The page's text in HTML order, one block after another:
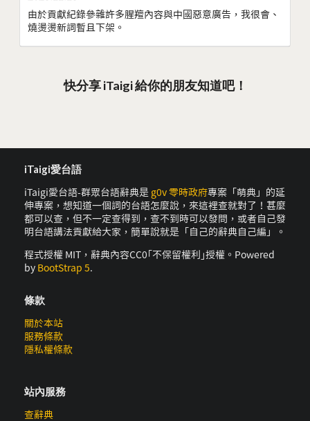
由於貢獻紀錄參雜許多腥羶內容與中國惡意廣告，我很會、
燒燙燙新詞暫且下架。
快分享 iTaigi 給你的朋友知道吧！
iTaigi愛台語
iTaigi愛台語-群眾台語辭典是 g0v 零時政府專案「萌典」的延
伸專案，想知道一個詞的台語怎麼說，來這裡查就對了！甚麼
都可以查，但不一定查得到，查不到時可以發問，或者自己發
明台語講法貢獻給大家，簡單說就是「自己的辭典自己編」。
程式授權 MIT，辭典內容CC0｢不保留權利｣授權。Powered
by BootStrap 5.
條款
關於本站
服務條款
隱私權條款
站內服務
查辭典